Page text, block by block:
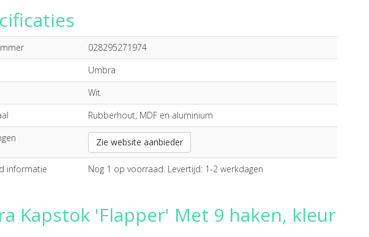
028295271974
Umbra
Wit
Rubberhout, MDF en aluminium
Zie website aanbieder
informatie Nog 1 op voorraad. Levertijd: 1-2 werkdagen
Kapstok 'Flapper' Met 9 haken, kleur